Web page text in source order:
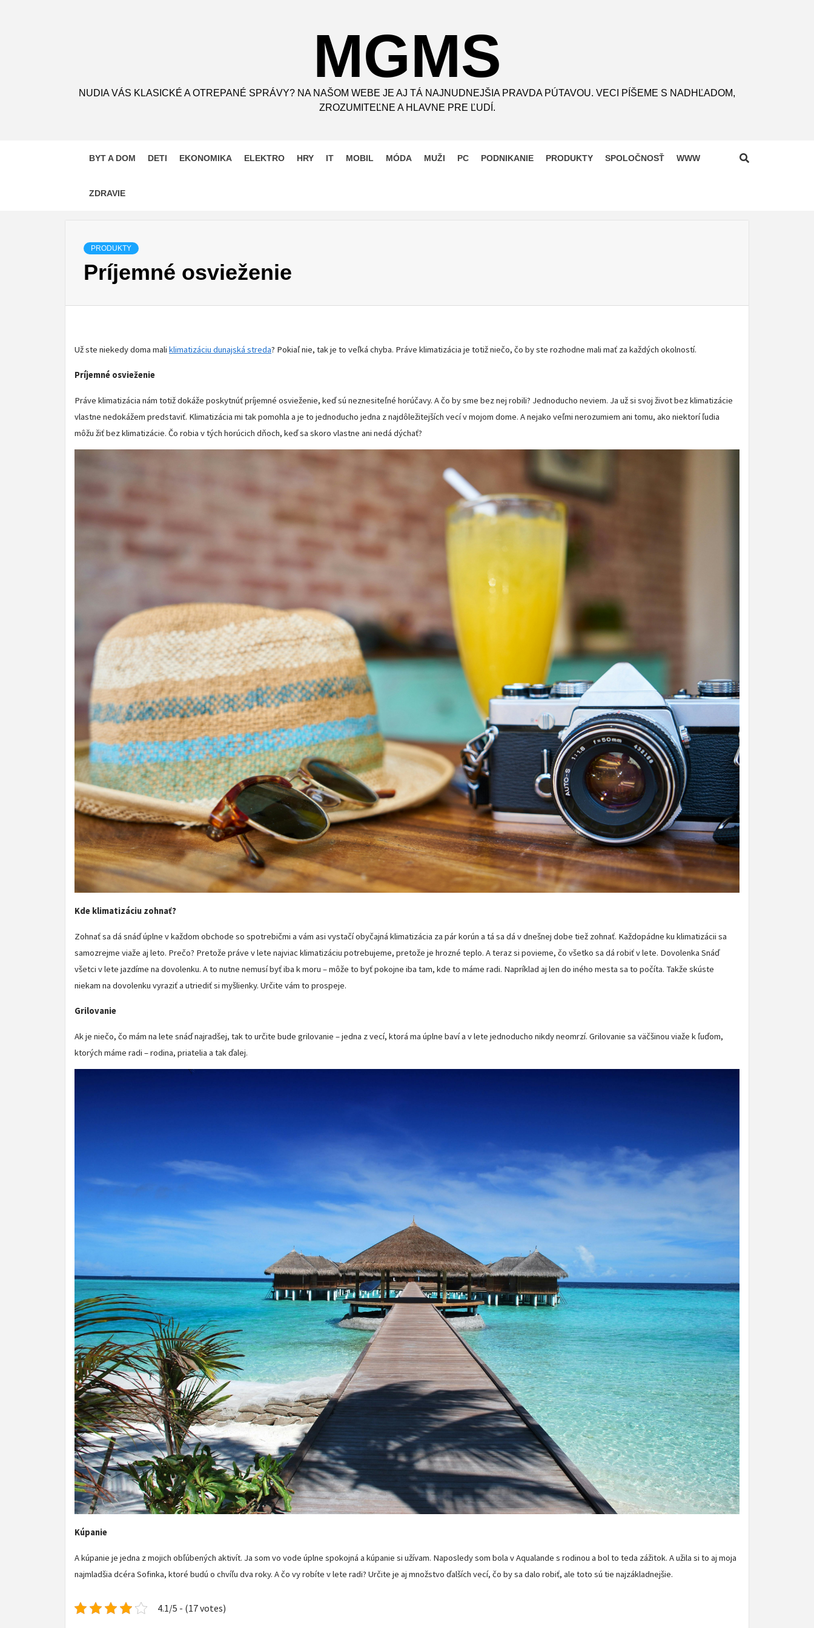
MGMS
NUDIA VÁS KLASICKÉ A OTREPANÉ SPRÁVY? NA NAŠOM WEBE JE AJ TÁ NAJNUDNEJŠIA PRAVDA PÚTAVOU. VECI PÍŠEME S NADHĽADOM,
ZROZUMITEĽNE A HLAVNE PRE ĽUDÍ.
BYT A DOM DETI EKONOMIKA ELEKTRO HRY IT MOBIL MÓDA MUŽI PC PODNIKANIE PRODUKTY SPOLOČNOSŤ WWW
ZDRAVIE
PRODUKTY
Príjemné osvieženie
Už ste niekedy doma mali klimatizáciu dunajská streda? Pokiaľ nie, tak je to veľká chyba. Práve klimatizácia je totiž niečo, čo by ste rozhodne mali mať za každých okolností.
Príjemné osvieženie
Práve klimatizácia nám totiž dokáže poskytnúť príjemné osvieženie, keď sú neznesiteľné horúčavy. A čo by sme bez nej robili? Jednoducho neviem. Ja už si svoj život bez klimatizácie
vlastne nedokážem predstaviť. Klimatizácia mi tak pomohla a je to jednoducho jedna z najdôležitejších vecí v mojom dome. A nejako veľmi nerozumiem ani tomu, ako niektorí ľudia
môžu žiť bez klimatizácie. Čo robia v tých horúcich dňoch, keď sa skoro vlastne ani nedá dýchať?
Kde klimatizáciu zohnať?
Zohnať sa dá snáď úplne v každom obchode so spotrebičmi a vám asi vystačí obyčajná klimatizácia za pár korún a tá sa dá v dnešnej dobe tiež zohnať. Každopádne ku klimatizácii sa
samozrejme viaže aj leto. Prečo? Pretože práve v lete najviac klimatizáciu potrebujeme, pretože je hrozné teplo. A teraz si povieme, čo všetko sa dá robiť v lete. Dovolenka Snáď
všetci v lete jazdíme na dovolenku. A to nutne nemusí byť iba k moru – môže to byť pokojne iba tam, kde to máme radi. Napríklad aj len do iného mesta sa to počíta. Takže skúste
niekam na dovolenku vyraziť a utriediť si myšlienky. Určite vám to prospeje.
Grilovanie
Ak je niečo, čo mám na lete snáď najradšej, tak to určite bude grilovanie – jedna z vecí, ktorá ma úplne baví a v lete jednoducho nikdy neomrzí. Grilovanie sa väčšinou viaže k ľuďom,
ktorých máme radi – rodina, priatelia a tak ďalej.
Kúpanie
A kúpanie je jedna z mojich obľúbených aktivít. Ja som vo vode úplne spokojná a kúpanie si užívam. Naposledy som bola v Aqualande s rodinou a bol to teda zážitok. A užila si to aj moja
najmladšia dcéra Sofinka, ktoré budú o chvíľu dva roky. A čo vy robíte v lete radi? Určite je aj množstvo ďalších vecí, čo by sa dalo robiť, ale toto sú tie najzákladnejšie.
4.1/5 - (17 votes)